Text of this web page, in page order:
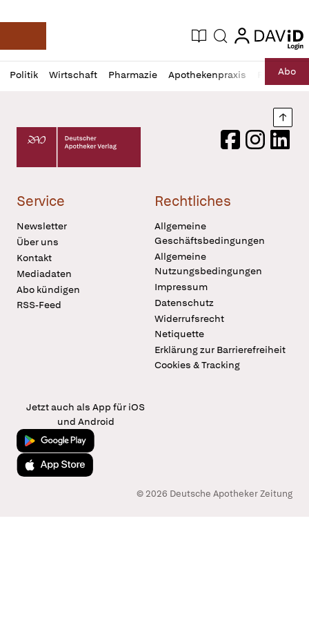
Deutsche Apotheker Zeitung
Aktuelle Ausgabe
Suche login
login
Politik Wirtschaft Pharmazie Apothekenpraxis RechtAbo
Profil
öffnen
Daz
Pur
Deutscher Apotheker Verlag Logo
FacebookInstagram
Service
Newsletter
Über uns
Kontakt
Mediadaten
Abo kündigen
RSS-Feed
Rechtliches
Allgemeine
Geschäftsbedingungen
Allgemeine
Nutzungsbedingungen
Impressum
Datenschutz
Widerrufsrecht
Netiquette
Erklärung zur Barrierefreiheit
Cookies & Tracking
Jetzt auch als App für iOS
und Android
Jetzt bei Google Play
Laden im App Store
© 2026 Deutsche Apotheker Zeitung